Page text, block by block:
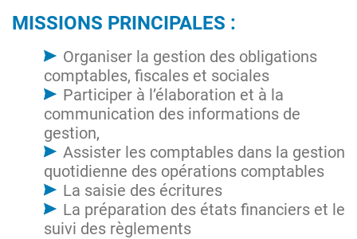
MISSIONS PRINCIPALES :
Organiser la gestion des obligations
comptables, fiscales et sociales
Participer à l’élaboration et à la
communication des informations de
gestion,
Assister les comptables dans la gestion
quotidienne des opérations comptables
La saisie des écritures
La préparation des états financiers et le
suivi des règlements